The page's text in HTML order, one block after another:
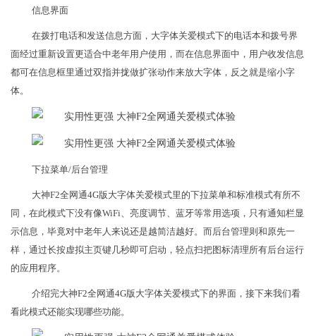
信息界面
在拨打电话和发送信息方面，大字体关爱模式下的电话本和拨号界
面经过重新设置更适合中老年用户使用，而在信息界面中，用户收发信息
都可在信息框里通过双指并拢做扩张动作来放大字体，反之就是缩小字
体。
下拉菜单/后台管理
大神F2全网通4G版大字体关爱模式里的下拉菜单和标准模式有所不
同，在此模式下没有像WiFi、亮度调节、蓝牙等常用选项，只有通知栏显
示信息，毕竟对中老年人来说还是越简洁越好。而后台管理则和原先一
样，通过长按虚拟主页键几秒即可启动，轻点扫把图标清理所有后台运行
的应用程序。
介绍完大神F2全网通4G版大字体关爱模式下的界面，接下来我们看
看此模式还能实现哪些功能。